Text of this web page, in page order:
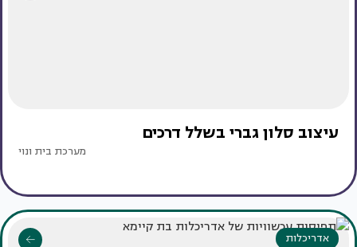
עיצוב סלון גברי בשלל דרכים
מערכת בית ונוי
אדריכלות